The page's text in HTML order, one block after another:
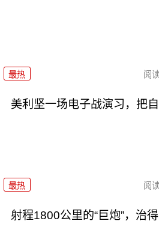
最热 阅
美利坚一场电子战演习，把
最热 阅
射程1800公里的“巨炮”，治得